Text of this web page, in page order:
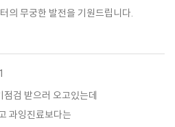
의 무궁한 발전을 기원드립니다.
검 받으러 오고있는데
과잉진료보다는